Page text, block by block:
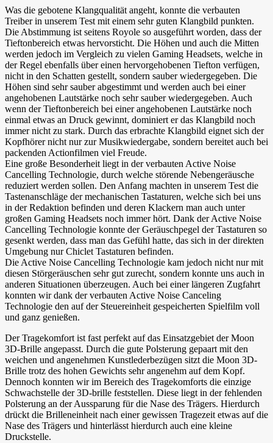
Was die gebotene Klangqualität angeht, konnte die verbauten
Treiber in unserem Test mit einem sehr guten Klangbild punkten.
Die Abstimmung ist seitens Royole so ausgeführt worden, dass der
Tieftonbereich etwas hervorsticht. Die Höhen und auch die Mitten
werden jedoch im Vergleich zu vielen Gaming Headsets, welche in
der Regel ebenfalls über einen hervorgehobenen Tiefton verfügen,
nicht in den Schatten gestellt, sondern sauber wiedergegeben. Die
Höhen sind sehr sauber abgestimmt und werden auch bei einer
angehobenen Lautstärke noch sehr sauber wiedergegeben. Auch
wenn der Tieftonbereich bei einer angehobenen Lautstärke noch
einmal etwas an Druck gewinnt, dominiert er das Klangbild noch
immer nicht zu stark. Durch das erbrachte Klangbild eignet sich der
Kopfhörer nicht nur zur Musikwiedergabe, sondern bereitet auch bei
packenden Actionfilmen viel Freude.
Eine große Besonderheit liegt in der verbauten Active Noise
Cancelling Technologie, durch welche störende Nebengeräusche
reduziert werden sollen. Den Anfang machten in unserem Test die
Tastenanschläge der mechanischen Tastaturen, welche sich bei uns
in der Redaktion befinden und deren Klackern man auch unter
großen Gaming Headsets noch immer hört. Dank der Active Noise
Cancelling Technologie konnte der Geräuschpegel der Tastaturen so
gesenkt werden, dass man das Gefühl hatte, das sich in der direkten
Umgebung nur Chiclet Tastaturen befinden.
Die Active Noise Cancelling Technologie kam jedoch nicht nur mit
diesen Störgeräuschen sehr gut zurecht, sondern konnte uns auch in
anderen Situationen überzeugen. Auch bei einer längeren Zugfahrt
konnten wir dank der verbauten Active Noise Canceling
Technologie den auf der Steuereinheit gespeicherten Spielfilm voll
und ganz genießen.
Der Tragekomfort ist fast perfekt auf das Einsatzgebiet der Moon
3D-Brille angepasst. Durch die gute Polsterung gepaart mit den
weichen und angenehmen Kunstlederbezügen sitzt die Moon 3D-
Brille trotz des hohen Gewichts sehr angenehm auf dem Kopf.
Dennoch konnten wir im Bereich des Tragekomforts die einzige
Schwachstelle der 3D-brille feststellen. Diese liegt in der fehlenden
Polsterung an der Aussparung für die Nase des Trägers. Hierdurch
drückt die Brilleneinheit nach einer gewissen Tragezeit etwas auf die
Nase des Trägers und hinterlässt hierdurch auch eine kleine
Druckstelle.